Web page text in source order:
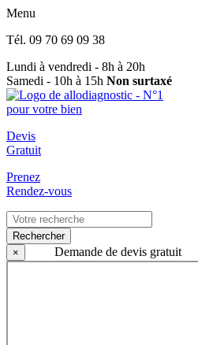
Menu
Tél. 09 70 69 09 38
Lundi à vendredi - 8h à 20h
Samedi - 10h à 15h Non surtaxé
Devis
Gratuit
Prenez
Rendez-vous
Rechercher
×
Demande de devis gratuit